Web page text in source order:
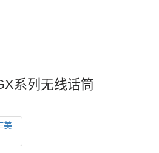
系列无线话筒